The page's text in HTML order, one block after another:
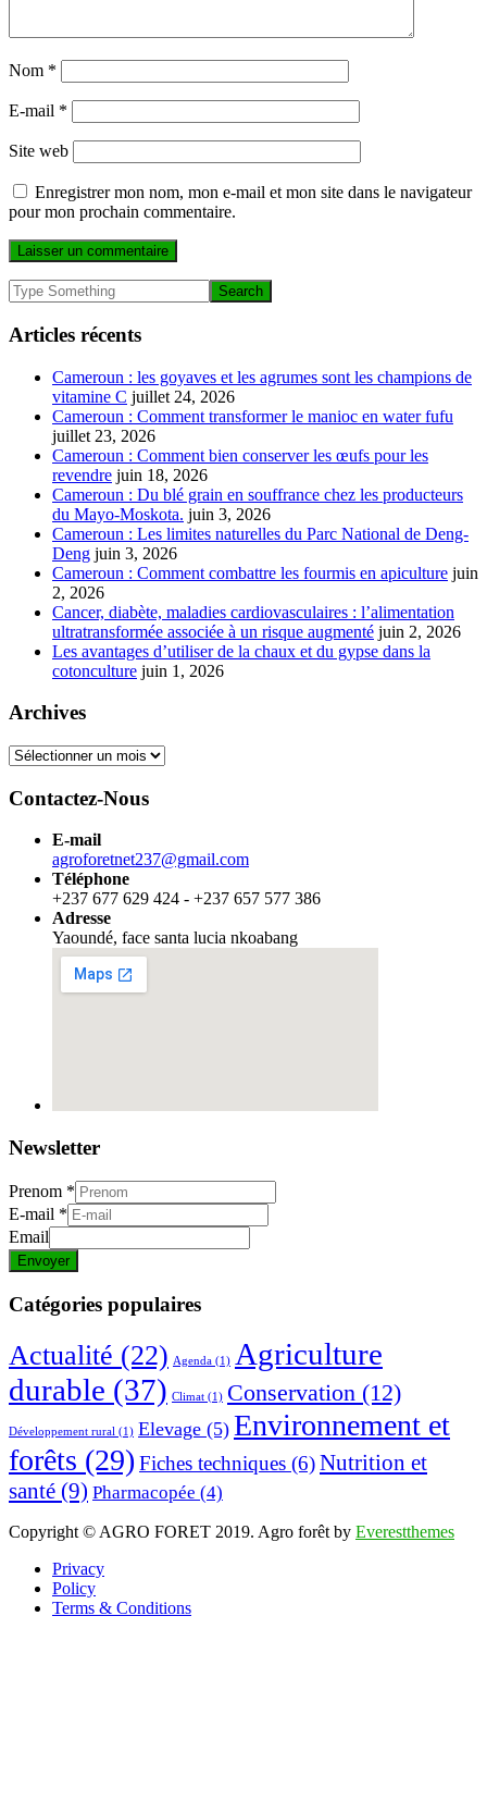
Nom *
E-mail *
Site web
Enregistrer mon nom, mon e-mail et mon site dans le navigateur
pour mon prochain commentaire.
Articles récents
Cameroun : les goyaves et les agrumes sont les champions de
vitamine C juillet 24, 2026
Cameroun : Comment transformer le manioc en water fufu
juillet 23, 2026
Cameroun : Comment bien conserver les œufs pour les
revendre juin 18, 2026
Cameroun : Du blé grain en souffrance chez les producteurs
du Mayo-Moskota. juin 3, 2026
Cameroun : Les limites naturelles du Parc National de Deng-
Deng juin 3, 2026
Cameroun : Comment combattre les fourmis en apiculture juin
2, 2026
Cancer, diabète, maladies cardiovasculaires : l’alimentation
ultratransformée associée à un risque augmenté juin 2, 2026
Les avantages d’utiliser de la chaux et du gypse dans la
cotonculture juin 1, 2026
Archives
Archives
Contactez-Nous
E-mail
agroforetnet237@gmail.com
Téléphone
+237 677 629 424 - +237 657 577 386
Adresse
Yaoundé, face santa lucia nkoabang
Newsletter
Prenom *
E-mail *
Email
Envoyer
Catégories populaires
Actualité (22) Agenda (1) Agriculture
durable (37) Climat (1) Conservation (12)
Développement rural (1) Elevage (5) Environnement et
forêts (29) Fiches techniques (6)Nutrition et
santé (9) Pharmacopée (4)
Copyright © AGRO FORET 2019. Agro forêt by Everestthemes
Privacy
Policy
Terms & Conditions